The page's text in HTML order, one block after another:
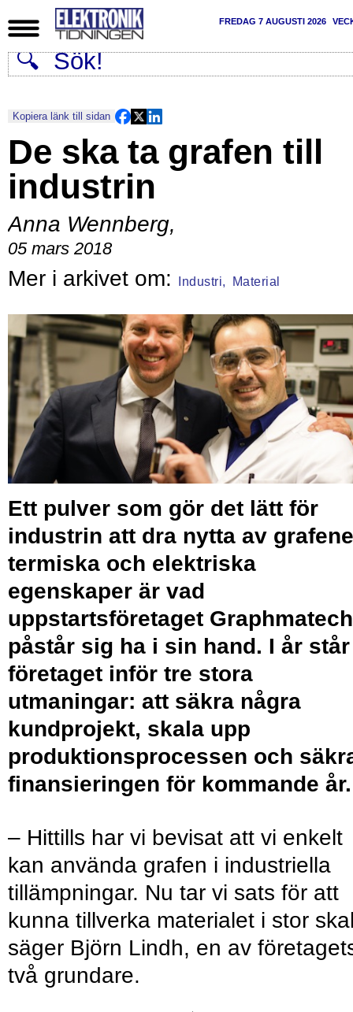
FREDAG 7 AUGUSTI 2026
Kopiera länk till sidan
De ska ta grafen till
industrin
Anna Wennberg,
05 mars 2018
Industri, Material
Ett pulver som gör det lätt för
industrin att dra nytta av
termiska och elektriska
egenskaper är vad
uppstartsföretaget Graphmatech
påstår sig ha i sin hand. I år står
företaget inför tre stora
utmaningar: att säkra några
kundprojekt, skala upp
produktionsprocessen och
finansieringen för kommande år.
– Hittills har vi bevisat att vi enkelt
kan använda grafen i industriella
tillämpningar. Nu tar vi sats för att
kunna tillverka materialet i stor
säger Björn Lindh, en av
två grundare.